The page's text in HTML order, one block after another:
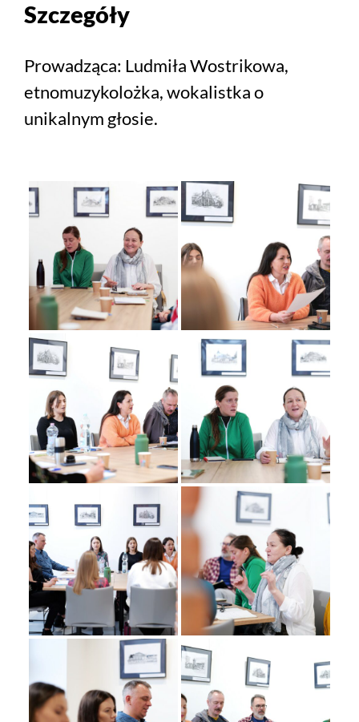
Szczegóły
Prowadząca: Ludmiła Wostrikowa,
etnomuzykolożka, wokalistka o
unikalnym głosie.